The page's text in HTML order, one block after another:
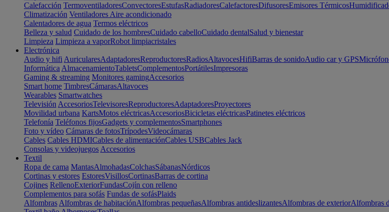
Calefacción TermoventiladoresConvectoresEstufasRadiadoresCalefactoresDifusoresEmisores Térmicos
Climatización Ventiladores Aire acondicionado
Calentadores de agua Termos eléctricos
Belleza y salud Cuidado de los hombresCuidado cabelloCuidado dentalSalud y bienestar
Limpieza Limpieza a vaporRobot limpiacristales
Electrónica
Audio y hifi AuricularesAdaptadoresReproductoresRadiosAltavocesHifiBarras de sonidoAudio car y GPS
Informática AlmacenamientoTabletsComplementosPortátilesImpresoras
Gaming & streaming Monitores gamingAccesorios
Smart home TimbresCámarasAltavoces
Wearables Smartwatches
Televisión AccesoriosTelevisoresReproductoresAdaptadoresProyectores
Movilidad urbana KartsMotos eléctricasAccesoriosBicicletas eléctricasPatinetes eléctricos
Telefonía Teléfonos fijosGadgets y complementosSmartphones
Foto y vídeo Cámaras de fotosTrípodesVideocámaras
Cables Cables HDMICables de alimentaciónCables USBCables Jack
Consolas y videojuegos Accesorios
Textil
Ropa de cama MantasAlmohadasColchasSábanasNórdicos
Cortinas y estores EstoresVisillosCortinasBarras de cortina
Cojines RellenoExteriorFundasCojín con relleno
Complementos para sofás Fundas de sofásPlaids
Alfombras Alfombras de habitaciónAlfombras pequeñasAlfombras antideslizantesAlfombras de exteriorAlfombras